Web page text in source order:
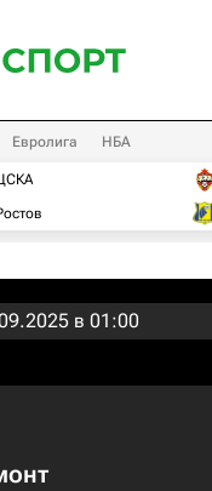
Евролига НБА
в 01:00